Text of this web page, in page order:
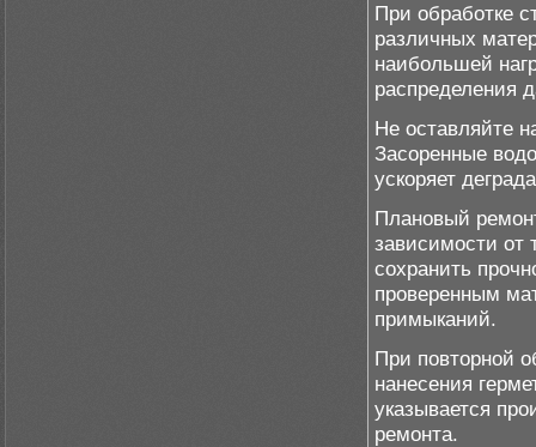
При обработке
различных
наибольшей
распределения
Не оставляйте
Засоренные
ускоряет
Плановый
зависимости от
сохранить
проверенным
примыканий.
При повторной
нанесения
указывается
ремонта.